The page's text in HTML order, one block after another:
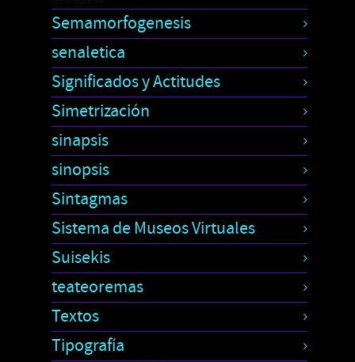
Semamorfogenesis
senaletica
Significados y Actitudes
Simetrización
sinapsis
sinopsis
Sintagmas
Sistema de Museos Virtuales
Suisekis
teateoremas
Textos
Tipografía